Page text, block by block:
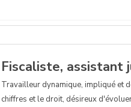
Fiscaliste, assistant
Travailleur dynamique, impliqué et
chiffres et le droit, désireux